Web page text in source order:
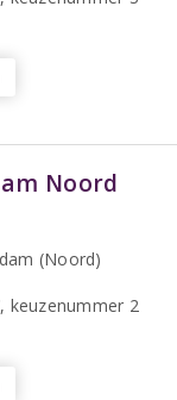
Noord
(Noord)
, keuzenummer 2